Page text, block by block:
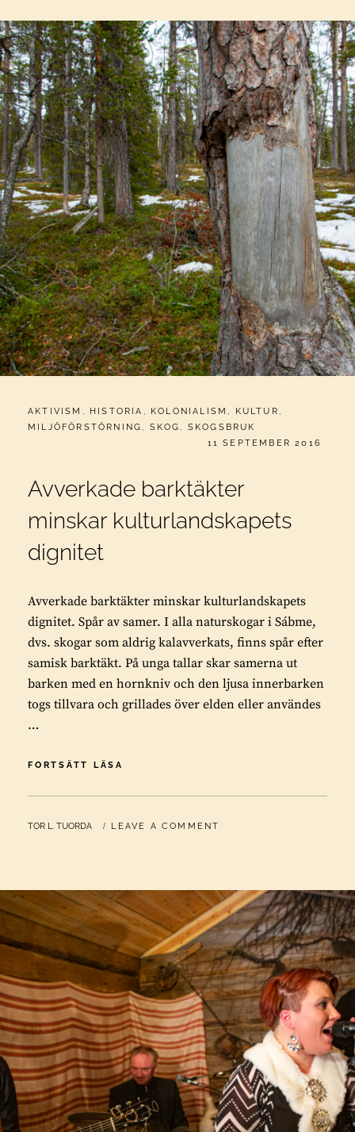
CATEGORIES:
AKTIVISM , HISTORIA , KOLONIALISM , KULTUR ,
MILJÖFÖRSTÖRNING , SKOG , SKOGSBRUK
PUBLICERAT
11 SEPTEMBER 2016
Avverkade barktäkter
minskar kulturlandskapets
dignitet
Avverkade barktäkter minskar kulturlandskapets
dignitet. Spår av samer. I alla naturskogar i Sábme,
dvs. skogar som aldrig kalavverkats, finns spår efter
samisk barktäkt. På unga tallar skar samerna ut
barken med en hornkniv och den ljusa innerbarken
togs tillvara och grillades över elden eller användes
…
FORTSÄTT LÄSA
MINSKAR
DIGNITET
BY
TOR L. TUORDA LEAVE A COMMENT